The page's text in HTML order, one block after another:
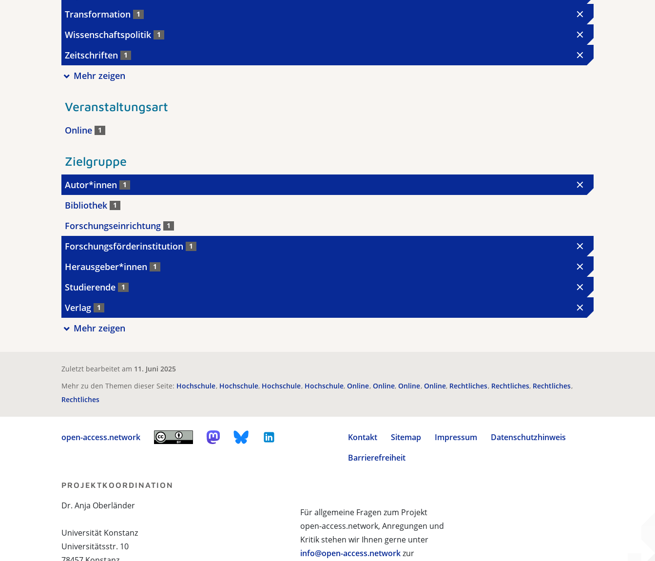
Transformation 1
Wissenschaftspolitik 1
Zeitschriften 1
Mehr zeigen
Veranstaltungsart
Online 1
Zielgruppe
Autor*innen 1
Bibliothek 1
Forschungseinrichtung 1
Forschungsförderinstitution 1
Herausgeber*innen 1
Studierende 1
Verlag 1
Mehr zeigen
Zuletzt bearbeitet am 11. Juni 2025
Mehr zu den Themen dieser Seite: Hochschule Hochschule Hochschule Hochschule Online Online Online Online Rechtliches Rechtliches Rechtliches
Rechtliches
open-access.network Kontakt Sitemap Impressum
Datenschutzhinweis
Barrierefreiheit
Für allgemeine Fragen zum Projekt
open-access.network, Anregungen und
Kritik stehen wir Ihnen gerne unter
info@open-access.networkzur
PROJEKTKOORDINATION
Dr. Anja Oberländer
Universität Konstanz
Universitätsstr. 10